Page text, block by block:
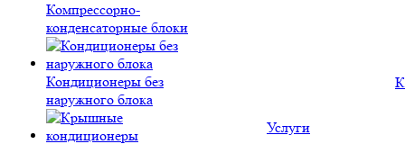
Компрессорно-
конденсаторные блоки
Кондиционеры без
наружного блока
Услуги